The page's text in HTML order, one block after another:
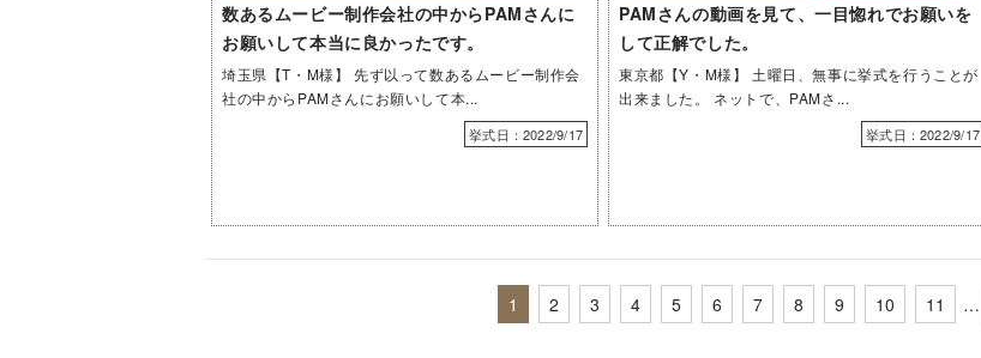
数あるムービー制作会社の中からPAMさんに
お願いして本当に良かったです。
埼玉県【T・M様】 先ず以って数あるムービー制作会
社の中からPAMさんにお願いして本...
挙式日：2022/9/17
PAMさんの動画を見て、一目惚れでお願いを
して正解でした。
東京都【Y・M様】 土曜日、無事に挙式を行うことが
出来ました。 ネットで、PAMさ...
挙式日：2022/9/17
1 2 3 4 5 6 7 8 9 10 11 …